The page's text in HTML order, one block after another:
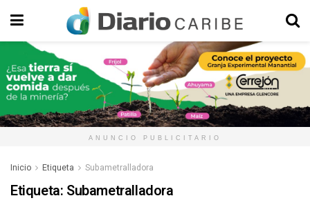
ANUNCIO PUBLICITARIO
Inicio Etiqueta Subametralladora
Etiqueta: Subametralladora